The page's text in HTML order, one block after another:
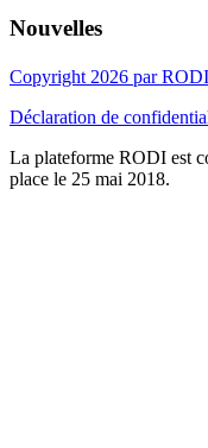
Nouvelles
Copyright 2026 par
Déclaration de
La plateforme RODI est
place le 25 mai 2018.